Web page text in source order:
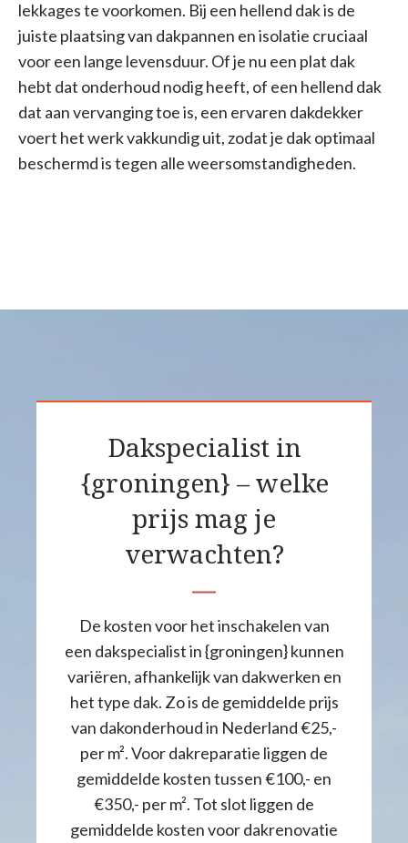
lekkages te voorkomen. Bij een hellend dak is de
juiste plaatsing van dakpannen en isolatie cruciaal
voor een lange levensduur. Of je nu een plat dak
hebt dat onderhoud nodig heeft, of een hellend dak
dat aan vervanging toe is, een ervaren dakdekker
voert het werk vakkundig uit, zodat je dak optimaal
beschermd is tegen alle weersomstandigheden.
Dakspecialist in
{groningen} – welke
prijs mag je
verwachten?
De kosten voor het inschakelen van
een dakspecialist in {groningen} kunnen
variëren, afhankelijk van dakwerken en
het type dak. Zo is de gemiddelde prijs
van dakonderhoud in Nederland €25,-
per m². Voor dakreparatie liggen de
gemiddelde kosten tussen €100,- en
€350,- per m². Tot slot liggen de
gemiddelde kosten voor dakrenovatie